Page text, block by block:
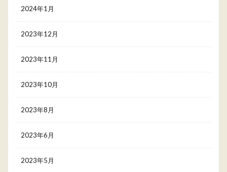
2024年1月
2023年12月
2023年11月
2023年10月
2023年8月
2023年6月
2023年5月